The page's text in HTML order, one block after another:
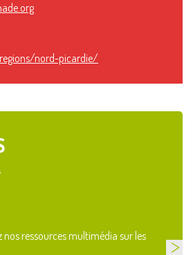
nord-picardie/
nos ressources multimédia sur les